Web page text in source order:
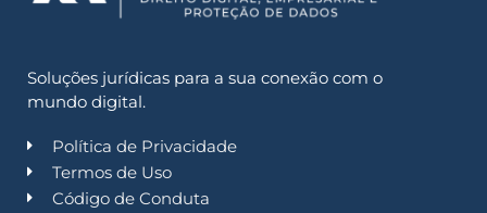
Soluções jurídicas para a sua conexão com o
mundo digital.
Política de Privacidade
Termos de Uso
Código de Conduta